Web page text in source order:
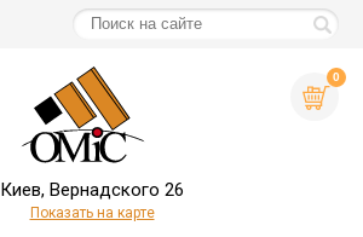
0
Киев, Вернадского 26
Показать на карте